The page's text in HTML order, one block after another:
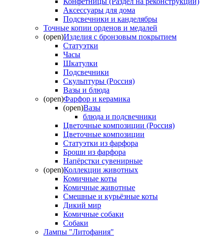
Аксессуары для дома
Подсвечники и канделябры
Точные копии орденов и медалей
(open)Изделия с бронзовым покрытием
Статуэтки
Часы
Шкатулки
Подсвечники
Скульптуры (Россия)
Вазы и блюда
(open)Фарфор и керамика
(open)Вазы
блюда и подсвечники
Цветочные композиции (Россия)
Цветочные композиции
Статуэтки из фарфора
Броши из фарфора
Напёрстки сувенирные
(open)Коллекции животных
Комичные коты
Комичные животные
Смешные и курьёзные коты
Дикий мир
Комичные собаки
Собаки
Лампы "Литофания"